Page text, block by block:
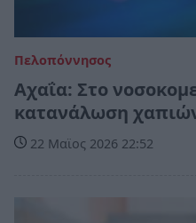
Πελοπόννησος
Αχαΐα: Στο
κατανάλωση
22 Μαϊος 2026 22:52